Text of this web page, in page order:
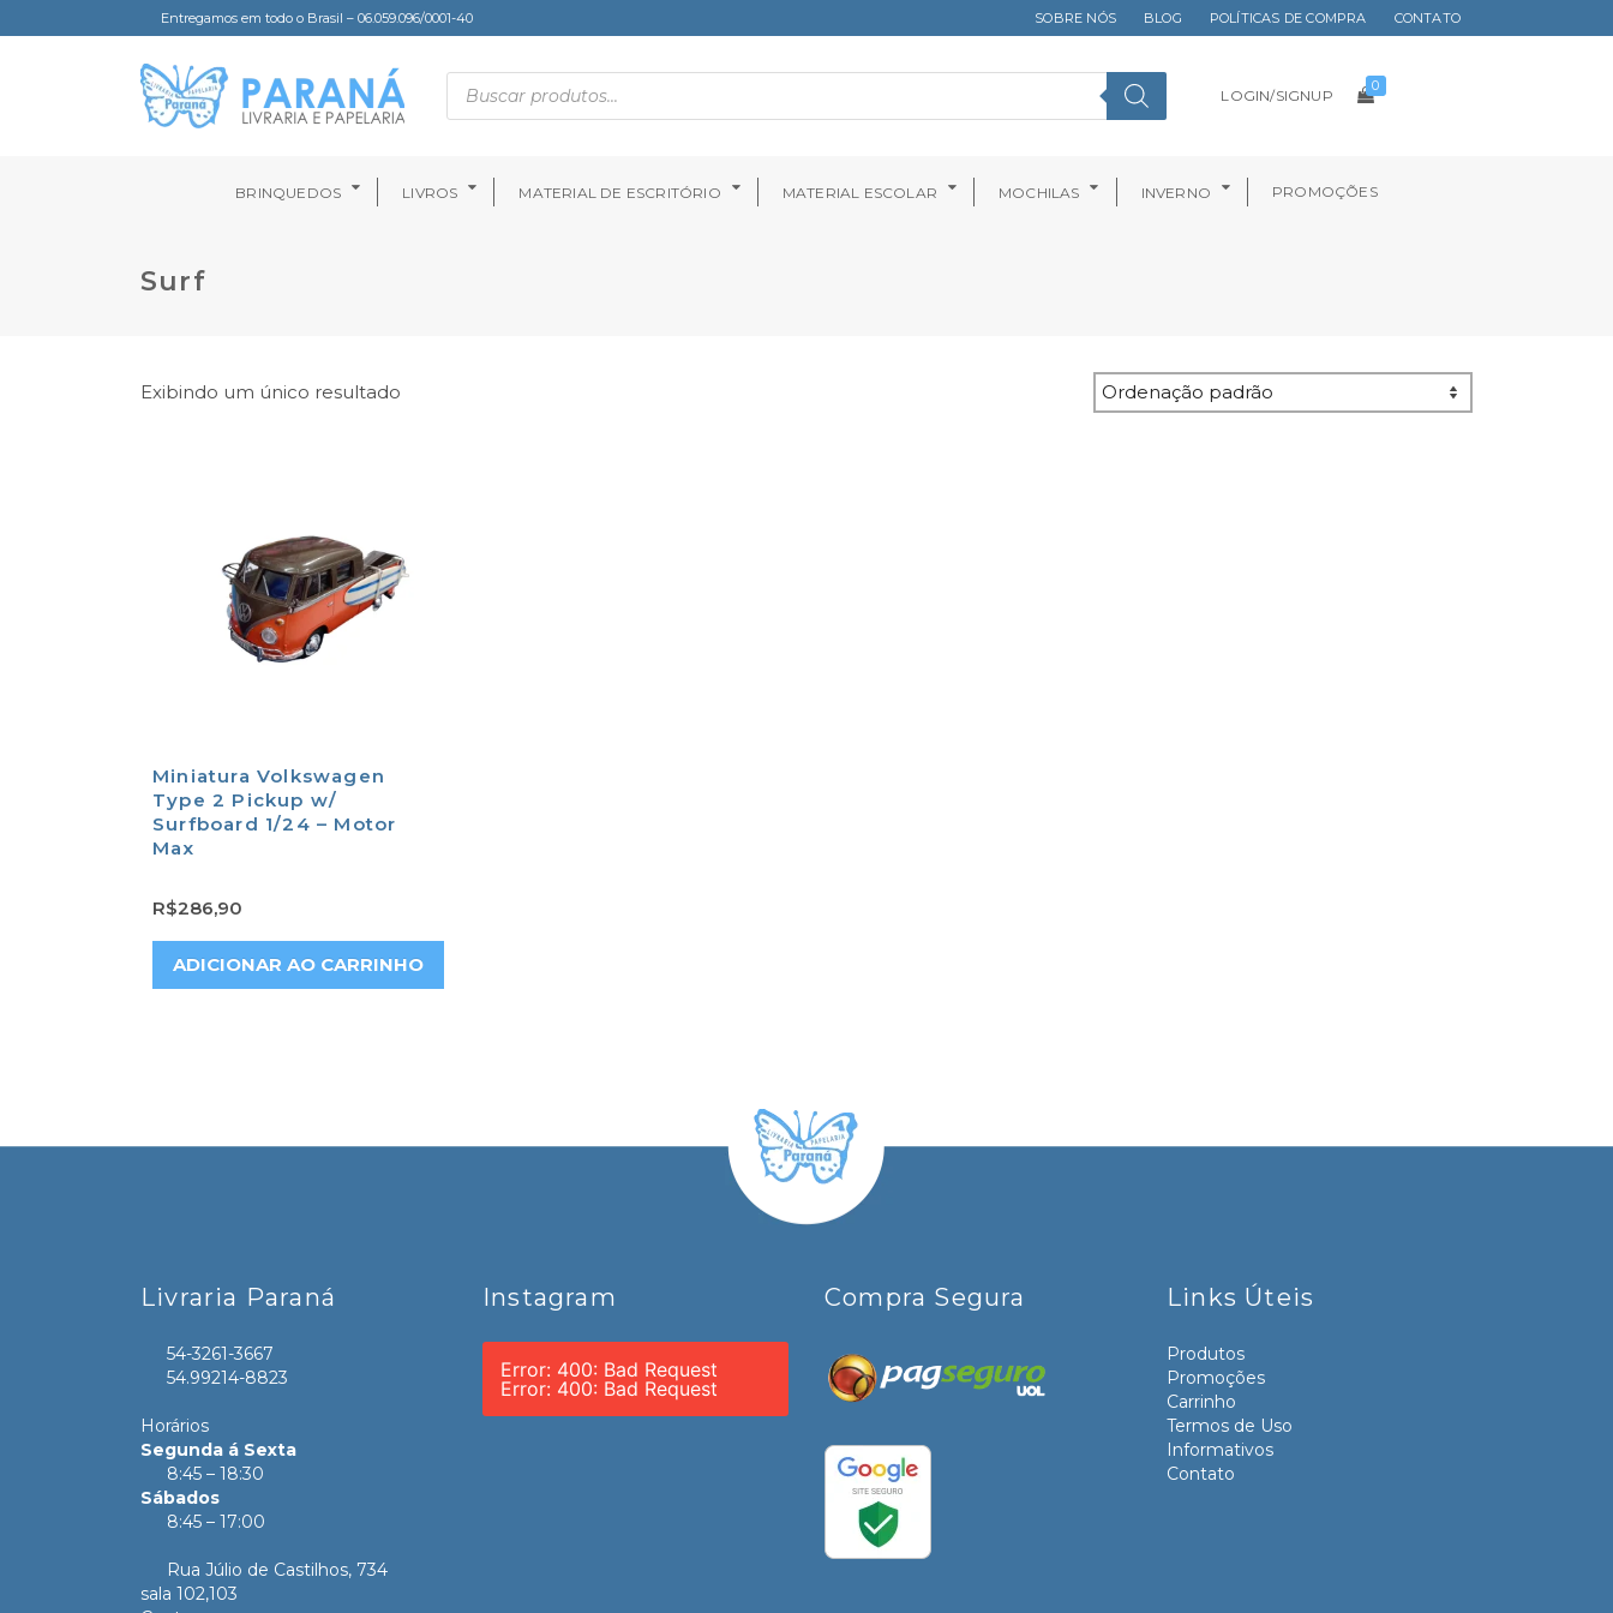
Entregamos em todo o Brasil – 06.059.096/0001-40 SOBRE NÓS BLOG POLÍTICAS DE COMPRA CONTATO
LOGIN/SIGNUP
0
BRINQUEDOS LIVROS MATERIAL DE ESCRITÓRIO MATERIAL ESCOLAR MOCHILAS INVERNO PROMOÇÕES
Surf
Exibindo um único resultado
Miniatura Volkswagen
Type 2 Pickup w/
Surfboard 1/24 – Motor
Max
R$286,90
ADICIONAR AO CARRINHO
Livraria Paraná
54-3261-3667
54.99214-8823
Horários
Segunda á Sexta
8:45 – 18:30
Sábados
8:45 – 17:00
Rua Júlio de Castilhos, 734
sala 102,103
Instagram
Error: 400: Bad Request
Error: 400: Bad Request
Compra Segura Links Úteis
Produtos
Promoções
Carrinho
Termos de Uso
Informativos
Contato